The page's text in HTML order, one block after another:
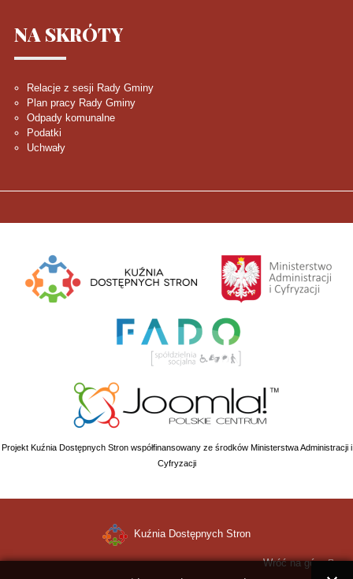
NA SKRÓTY
Relacje z sesji Rady Gminy
Plan pracy Rady Gminy
Odpady komunalne
Podatki
Uchwały
Projekt Kuźnia Dostępnych Stron współfinansowany ze środków Ministerstwa Administracji i
Cyfryzacji
Kuźnia Dostępnych Stron
Wróć na górę